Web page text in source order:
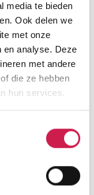
media te bieden
Ook delen we
met onze
en analyse. Deze
met andere
die ze hebben
hun services.